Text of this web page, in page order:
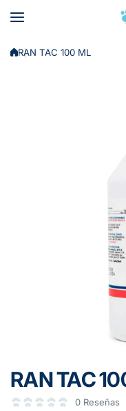
RAN TAC 100 ML
RAN TAC
0 Reseñas